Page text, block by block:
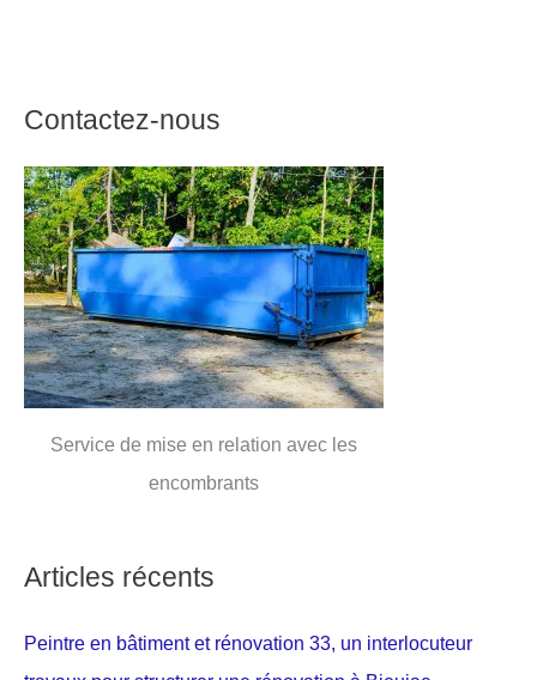
Contactez-nous
Service de mise en relation avec les
encombrants
Articles récents
Peintre en bâtiment et rénovation 33, un interlocuteur